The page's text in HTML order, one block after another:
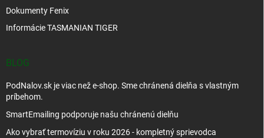
Dokumenty Fenix
Informácie TASMANIAN TIGER
BLOG
PodNalov.sk je viac než e-shop. Sme chránená dielňa s vlastným
príbehom.
SmartEmailing podporuje našu chránenú dielňu
Ako vybrať termovíziu v roku 2026 - kompletný sprievodca